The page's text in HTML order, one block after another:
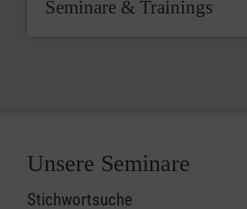
Seminare & Trainings
Unsere Seminare
Stichwortsuche